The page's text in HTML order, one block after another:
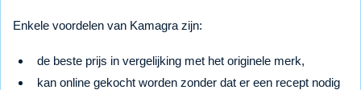
Enkele voordelen van Kamagra zijn:
de beste prijs in vergelijking met het originele merk,
kan online gekocht worden zonder dat er een recept nodig